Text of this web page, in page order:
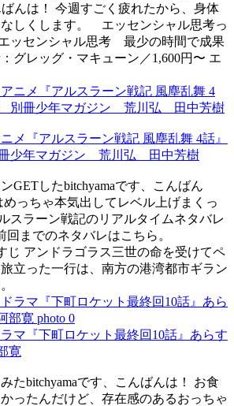
ばんは！ 今週すごく疲れたから、身体
しくします。 エッセンシャル思考っ
ッセンシャル思考 最少の時間で成果
グレッグ・マキューン／1,600円〜 エ
メ『アルスラーン戦記 風塵乱舞 4話』
少年マガジン 荒川弘 田中芳樹
GETしたbitchyamaです、こんばん
っちゃ本気出してレベル上げまくっ
スラーン戦記のリアルタイムネタバレ
までのネタバレはこちら。
じ アンドラゴラス三世の命を受けてペ
立った一行は、南方の港湾都市ギラン
マ『下町ロケット最終回10話』あらす
寛
たbitchyamaです、こんばんは！ お食
ったんだけど、存在感のあるおっちゃ